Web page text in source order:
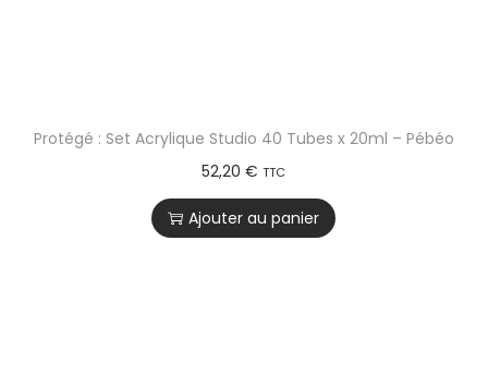
Protégé : Set Acrylique Studio 40 Tubes x 20ml – Pébéo
52,20€ TTC
Ajouter au panier